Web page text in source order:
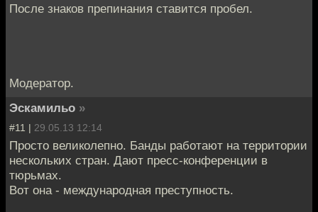
После знаков препинания ставится пробел.
Модератор.
Эскамильо »
#11 | 29.05.13 12:14
Просто великолепно. Банды работают на территории
нескольких стран. Дают пресс-конференции в
тюрьмах.
Вот она - международная преступность.